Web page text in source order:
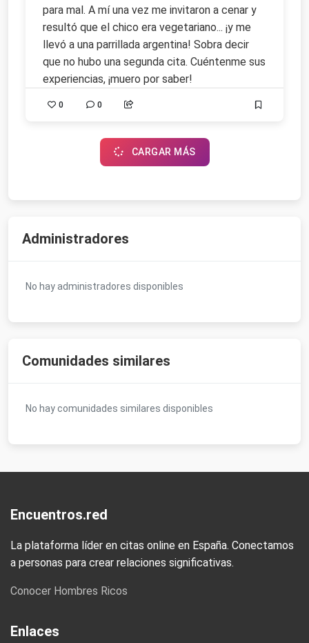
para mal. A mí una vez me invitaron a cenar y
resultó que el chico era vegetariano... ¡y me
llevó a una parrillada argentina! Sobra decir
que no hubo una segunda cita. Cuéntenme sus
experiencias, ¡muero por saber!
0 0
CARGAR MÁS
Administradores
No hay administradores disponibles
Comunidades similares
No hay comunidades similares disponibles
Encuentros.red
La plataforma líder en citas online en España. Conectamos
a personas para crear relaciones significativas.
Conocer Hombres Ricos
Enlaces